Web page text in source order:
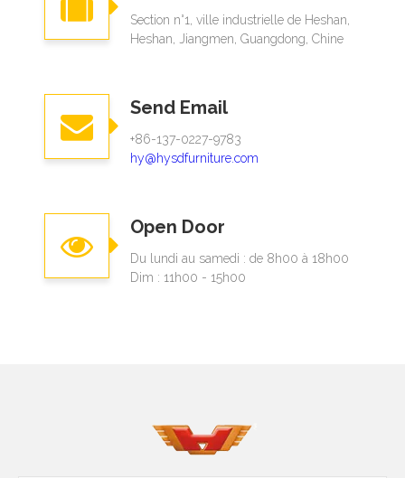
Section n°1, ville industrielle de Heshan,
Heshan, Jiangmen, Guangdong, Chine
Send Email
+86-137-0227-9783​​​​​​​
hy@hysdfurniture.com
Open Door
Du lundi au samedi : de 8h00 à 18h00
Dim : 11h00 - 15h00